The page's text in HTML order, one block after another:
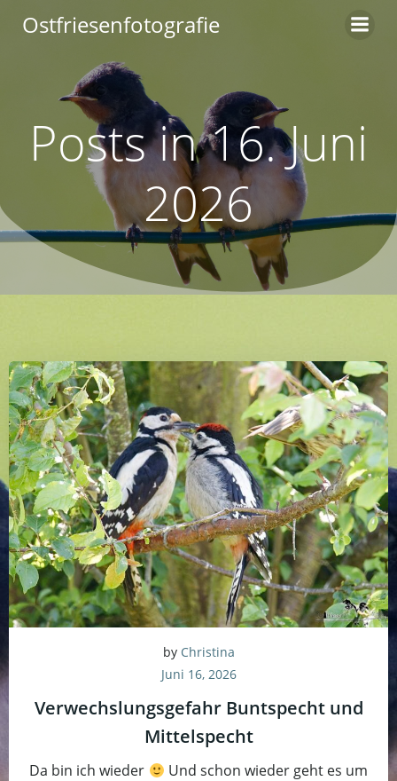
Inhalt
Ostfriesenfotografie
Posts in 16. Juni
2026
by Christina
Juni 16, 2026
Verwechslungsgefahr Buntspecht und
Mittelspecht
Da bin ich wieder
Und schon wieder geht es um